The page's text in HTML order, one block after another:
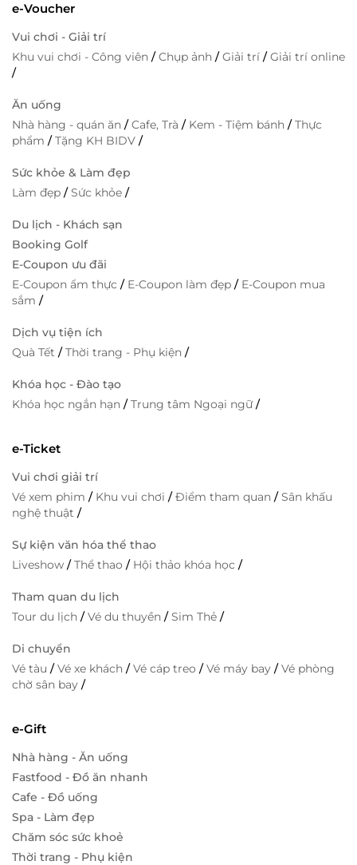
e-Voucher
Vui chơi - Giải trí
Khu vui chơi - Công viên /Chụp ảnh /Giải trí /Giải trí online
/
Ăn uống
Nhà hàng - quán ăn /Cafe, Trà / Kem - Tiệm bánh /Thực
phẩm /Tặng KH BIDV /
Sức khỏe & Làm đẹp
Làm đẹp /Sức khỏe /
Du lịch - Khách sạn
Booking Golf
E-Coupon ưu đãi
E-Coupon ẩm thực / E-Coupon làm đẹp / E-Coupon mua
sắm /
Dịch vụ tiện ích
Quà Tết /Thời trang - Phụ kiện /
Khóa học - Đào tạo
Khóa học ngắn hạn /Trung tâm Ngoại ngữ/
e-Ticket
Vui chơi giải trí
Vé xem phim / Khu vui chơi /Điểm tham quan /Sân khấu
nghệ thuật /
Sự kiện văn hóa thể thao
Liveshow /Thể thao / Hội thảo khóa học /
Tham quan du lịch
Tour du lịch /Vé du thuyền /Sim Thẻ /
Di chuyển
Vé tàu /Vé xe khách /Vé cáp treo /Vé máy bay /Vé phòng
chờ sân bay /
e-Gift
Nhà hàng - Ăn uống
Fastfood - Đồ ăn nhanh
Cafe - Đồ uống
Spa - Làm đẹp
Chăm sóc sức khoẻ
Thời trang - Phụ kiện